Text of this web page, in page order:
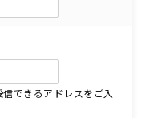
できるアドレスをご入